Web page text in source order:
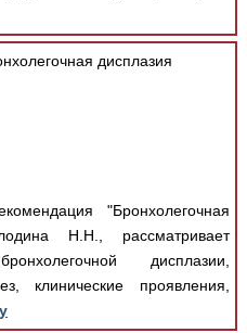
дисплазия
"Бронхолегочная
Н.Н., рассматривает
дисплазии,
клинические проявления,